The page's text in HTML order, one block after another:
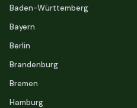
Baden-Württemberg
Bayern
Berlin
Brandenburg
Bremen
Hamburg